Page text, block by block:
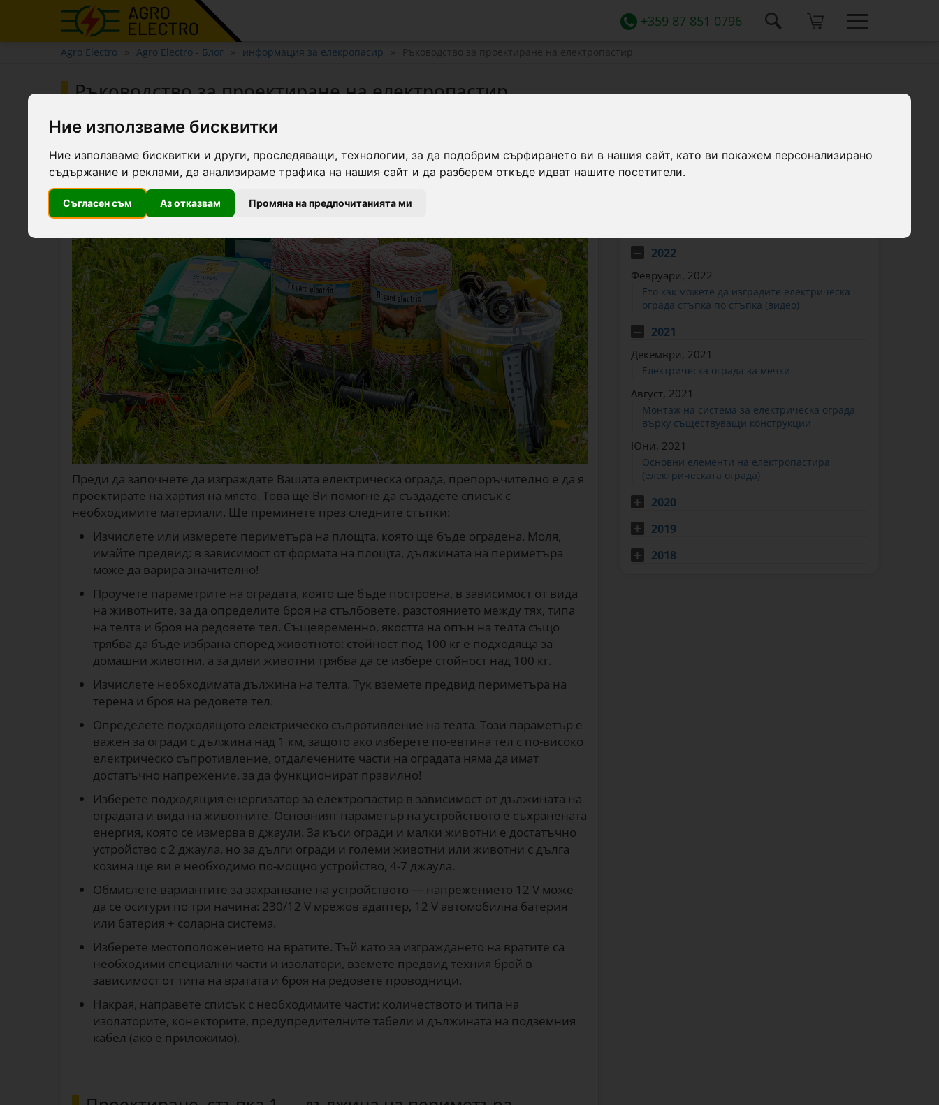
Ние използваме бисквитки
Ние използваме бисквитки и други, проследяващи, технологии, за да подобрим сърфирането ви в нашия сайт, като ви покажем персонализирано
съдържание и реклами, да анализираме трафика на нашия сайт и да разберем откъде идват нашите посетители.
Съгласен съм Аз отказвам Промяна на предпочитанията ми
+359 87 851 0796
Agro Electro Agro Electro - Блог информация за елекропасир Ръководство за проектиране на електропастир
Ръководство за проектиране на електропастир
12 октомври 2020 г., 11:03| отAgroElectro | в категория
Преди да започнете да изграждате Вашата електрическа ограда, препоръчително е да я
проектирате на хартия на място. Това ще Ви помогне да създадете списък с
необходимите материали. Ще преминете през следните стъпки:
Изчислете или измерете периметъра на площта, която ще бъде оградена. Моля,
имайте предвид: в зависимост от формата на площта, дължината на периметъра
може да варира значително!
Проучете параметрите на оградата, която ще бъде построена, в зависимост от вида
на животните, за да определите броя на стълбовете, разстоянието между тях, типа
на телта и броя на редовете тел. Същевременно, якостта на опън на телта също
трябва да бъде избрана според животното: стойност под 100 кг е подходяща за
домашни животни, а за диви животни трябва да се избере стойност над 100 кг.
Изчислете необходимата дължина на телта. Тук вземете предвид периметъра на
терена и броя на редовете тел.
Определете подходящото електрическо съпротивление на телта. Този параметър е
важен за огради с дължина над 1 км, защото ако изберете по-евтина тел с по-високо
електрическо съпротивление, отдалечените части на оградата няма да имат
достатъчно напрежение, за да функционират правилно!
Изберете подходящия енергизатор за електропастир в зависимост от дължината на
оградата и вида на животните. Основният параметър на устройството е съхранената
енергия, която се измерва в джаули. За къси огради и малки животни е достатъчно
устройство с 2 джаула, но за дълги огради и големи животни или животни с дълга
козина ще ви е необходимо по-мощно устройство, 4-7 джаула.
Обмислете вариантите за захранване на устройството — напрежението 12 V може
да се осигури по три начина: 230/12 V мрежов адаптер, 12 V автомобилна батерия
или батерия + соларна система.
Изберете местоположението на вратите. Тъй като за изграждането на вратите са
необходими специални части и изолатори, вземете предвид техния брой в
зависимост от типа на вратата и броя на редовете проводници.
Накрая, направете списък с необходимите части: количеството и типа на
изолаторите, конекторите, предупредителните табели и дължината на подземния
кабел (ако е приложимо).
»информация за елекропасир
2022
Февруари, 2022
Ето как можете да изградите електрическа
ограда стъпка по стъпка (видео)
2021
Декември, 2021
Електрическа ограда за мечки
Август, 2021
Монтаж на система за електрическа ограда
върху съществуващи конструкции
Юни, 2021
Основни елементи на електропастира
(електрическата ограда)
2020
2019
2018